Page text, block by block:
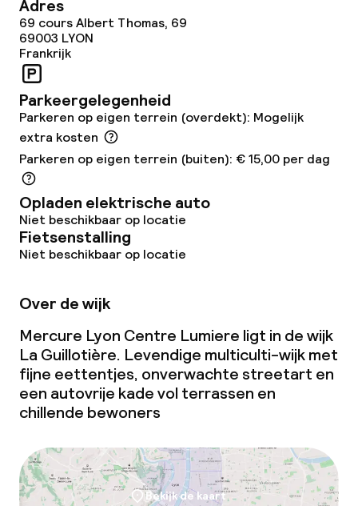
Dieetopties
Vegetarische opties
Schoonmaakvoorzieningen
Wasservice
Zakelijke faciliteiten
Conferentieruimte
Beleid
Overal rookvrij
Kleine huisdieren toegestaan (minder
Adres
69 cours Albert Thomas, 69
69003 LYON
Frankrijk
Parkeergelegenheid
Parkeren op eigen terrein (overdekt): Mogelijk
extra kosten
Parkeren op eigen terrein (buiten): € 15,00 per dag
Opladen elektrische auto
Niet beschikbaar op locatie
Fietsenstalling
Niet beschikbaar op locatie
Over de wijk
Mercure Lyon Centre Lumiere ligt in de wijk
La Guillotière. Levendige multiculti-wijk met
fijne eettentjes, onverwachte streetart en
een autovrije kade vol terrassen en
chillende bewoners
Bekijk de kaart